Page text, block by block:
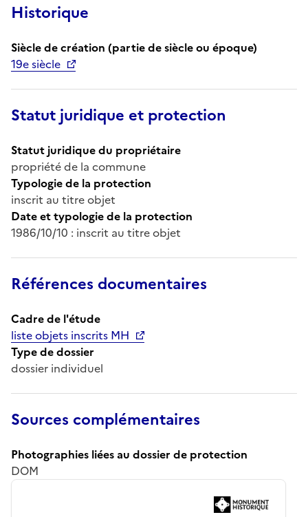
Historique
Siècle de création (partie de siècle ou époque)
19e siècle
Statut juridique et protection
Statut juridique du propriétaire
propriété de la commune
Typologie de la protection
inscrit au titre objet
Date et typologie de la protection
1986/10/10 : inscrit au titre objet
Références documentaires
Cadre de l'étude
liste objets inscrits MH
Type de dossier
dossier individuel
Sources complémentaires
Photographies liées au dossier de protection
DOM